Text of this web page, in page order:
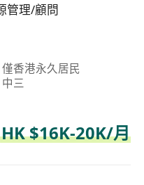
管理/顧問
僅香港永久居民
中三
HK $16K-20K/月